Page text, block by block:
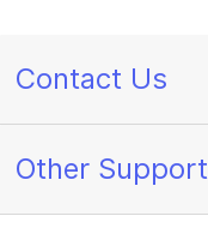
Contact Us
Other Support